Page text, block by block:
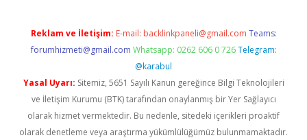
Reklam ve İletişim: E-mail: backlinkpaneli@gmail.com Teams:
forumhizmeti@gmail.com Whatsapp: 0262 606 0 726 Telegram:
@karabul
Yasal Uyarı: Sitemiz, 5651 Sayılı Kanun gereğince Bilgi Teknolojileri
ve İletişim Kurumu (BTK) tarafından onaylanmış bir Yer Sağlayıcı
olarak hizmet vermektedir. Bu nedenle, sitedeki içerikleri proaktif
olarak denetleme veya araştırma yükümlülüğümüz bulunmamaktadır.